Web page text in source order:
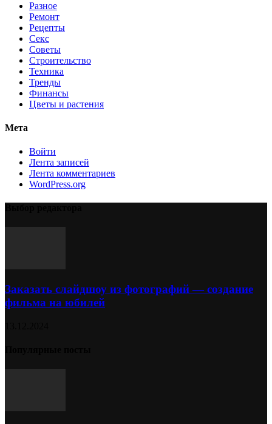
Разное
Ремонт
Рецепты
Секс
Советы
Строительство
Техника
Тренды
Финансы
Цветы и растения
Мета
Войти
Лента записей
Лента комментариев
WordPress.org
Заказать слайдшоу из фотографий — создание
фильма на юбилей